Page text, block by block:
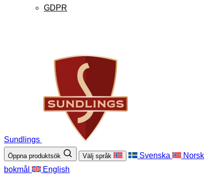
GDPR
Sundlings
Öppna produktsök Välj språk Svenska
Norsk
bokmål
English